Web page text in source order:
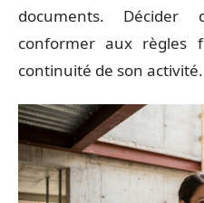
documents. Décider
conformer aux règles
continuité de son activité.